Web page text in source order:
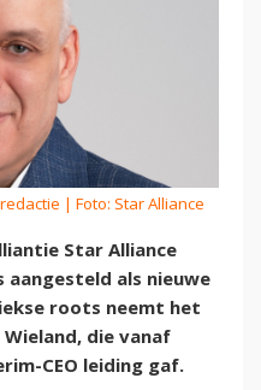
| Foto: Star Alliance
Star Alliance
als nieuwe
roots neemt het
die vanaf
CEO leiding gaf.